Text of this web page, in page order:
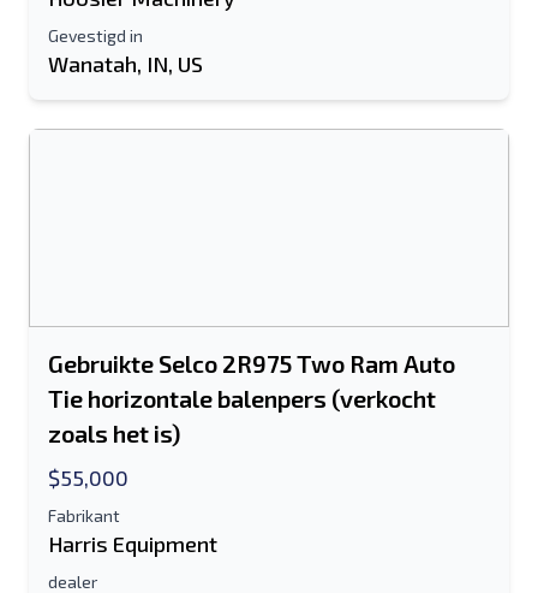
Gevestigd in
Wanatah, IN, US
Gebruikte Selco 2R975 Two Ram Auto
Tie horizontale balenpers (verkocht
zoals het is)
$55,000
Fabrikant
Harris Equipment
dealer